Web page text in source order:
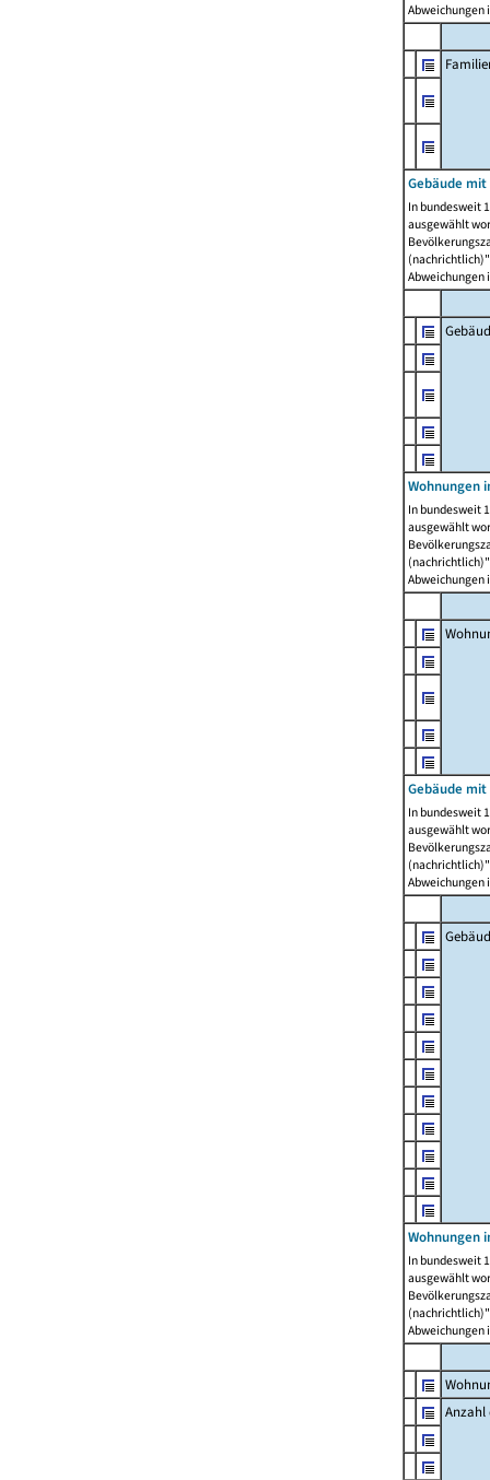
Abweichungen
Gebäude
In bundesweit
ausgewählt
Abweichungen
Wohnungen
In bundesweit
ausgewählt
Abweichungen
Gebäude
In bundesweit
ausgewählt
Abweichungen
Wohnungen
In bundesweit
ausgewählt
Abweichungen
Anzahl